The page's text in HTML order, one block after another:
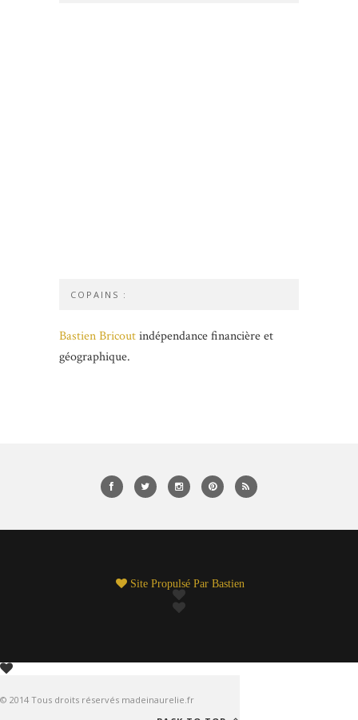
COPAINS :
Bastien Bricoutindépendance financière et
géographique.
Site Propulsé Par Bastien
© 2014 Tous droits réservés madeinaurelie.fr